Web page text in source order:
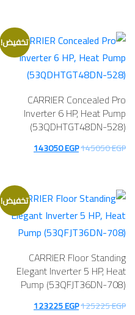
76085 EGP.
74085 EGP.تخفيض!
CARRIER Concealed Pro
Inverter 6 HP, Heat Pump
(53QDHTGT48DN-528)
145050EGP
السعر
145050 EGP.
143050EGP
143050 EGP.
تخفيض!
CARRIER Floor Standing
Elegant Inverter 5 HP, Heat
Pump (53QFJT36DN-708)
125225EGP
السعر123225EGP
السعر